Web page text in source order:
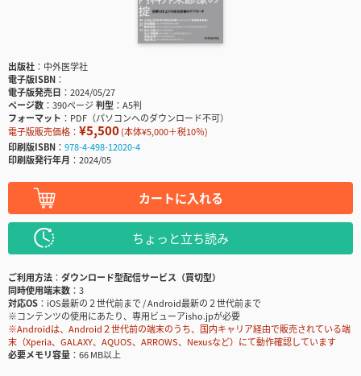
出版社
中外医学社
電子版ISBN
電子版発売日
2024/05/27
ページ数
390ページ判型
A5判
フォーマット
PDF（パソコンへのダウンロード不可）
電子版販売価格： ¥5,500(本体¥5,000＋税10％)
印刷版ISBN
978-4-498-12020-4
印刷版発行年月
2024/05
カートに入れる
ちょっと立ち読み
ご利用方法
ダウンロード型配信サービス（買切型）
同時使用端末数
3
対応OS
iOS最新の２世代前まで / Android最新の２世代前まで
※コンテンツの使用にあたり、専用ビューアisho.jpが必要
※Androidは、Android２世代前の端末のうち、国内キャリア経由で販売されている端
末（Xperia、GALAXY、AQUOS、ARROWS、Nexusなど）にて動作確認しています
必要メモリ容量
66 MB以上